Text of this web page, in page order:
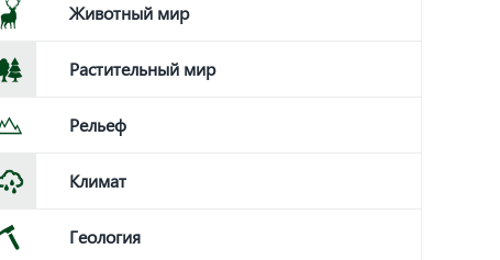
Животный мир
Растительный мир
Рельеф
Климат
Геология